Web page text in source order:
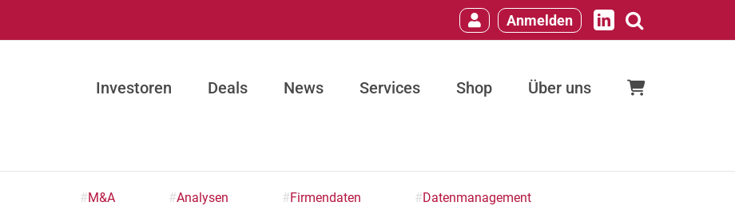
Anmelden LinkedIn
Investoren Deals News Services Shop Über uns
#M&A #Analysen #Firmendaten #Datenmanagement